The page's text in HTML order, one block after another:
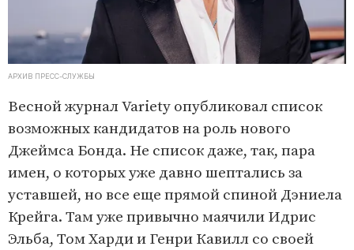
АРХИВ ПРЕСС-СЛУЖБЫ
Весной журнал Variety опубликовал список
возможных кандидатов на роль нового
Джеймса Бонда. Не список даже, так, пара
имен, о которых уже давно шептались за
уставшей, но все еще прямой спиной Дэниела
Крейга. Там уже привычно маячили Идрис
Эльба, Том Харди и Генри Кавилл со своей